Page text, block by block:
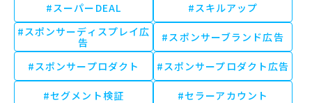
#スーパーDEAL
#スキルアップ
#スポンサーディスプレイ広
告
#スポンサーブランド広告
#スポンサープロダクト #スポンサープロダクト広告
#セグメント検証 #セラーアカウント